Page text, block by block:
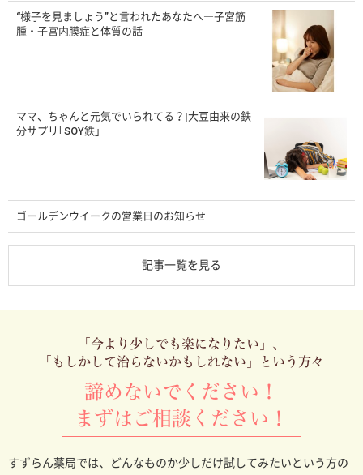
“様子を見ましょう”と言われたあなたへ―子宮筋
腫・子宮内膜症と体質の話
ママ、ちゃんと元気でいられてる？|大豆由来の鉄
分サプリ｢SOY鉄」
ゴールデンウイークの営業日のお知らせ
記事一覧を見る
「今より少しでも楽になりたい」、
「もしかして治らないかもしれない」という方々
諦めないでください！
まずはご相談ください！
すずらん薬局では、どんなものか少しだけ試してみたいという方の